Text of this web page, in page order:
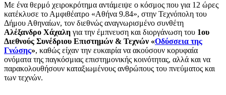
Με ένα θερμό χειροκρότημα αντάμειψε ο κόσμος που για 12 ώρες
κατέκλυσε το Αμφιθέατρο «Αθήνα 9.84», στην Τεχνόπολη του
Δήμου Αθηναίων, τον διεθνώς αναγνωρισμένο συνθέτη
Αλέξανδρο Χάχαλη για την έμπνευση και διοργάνωση του 1ου
Διεθνούς Συνέδριου Επιστημών & Τεχνών «Οδύσσεια της
Γνώσης», καθώς είχαν την ευκαιρία να ακούσουν κορυφαία
ονόματα της παγκόσμιας επιστημονικής κοινότητας, αλλά και να
παρακολουθήσουν καταξιωμένους ανθρώπους του πνεύματος και
των τεχνών.